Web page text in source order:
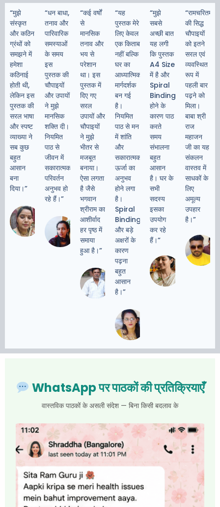
“मुझे
संस्कृत
और कठिन
ग्रंथों को
समझने में
हमेशा
कठिनाई
होती थी,
लेकिन इस
पुस्तक की
सरल भाषा
और स्पष्ट
व्याख्या ने
सब कुछ
बहुत
आसान
बना
दिया।”
अंजली
वर्मा,
मुंबई
“धन बाधा,
तनाव और
पारिवारिक
समस्याओं
के समय
इस
पुस्तक की
चौपाइयों
और उपायों
ने मुझे
मानसिक
शक्ति दी।
नियमित
पाठ से
जीवन में
सकारात्मक
परिवर्तन
अनुभव हो
रहे हैं।”
—
ममता
सक्सेना,
इंदौर
“कई वर्षों
से
मानसिक
तनाव और
भय से
परेशान
था। इस
पुस्तक में
दिए गए
सरल
उपायों और
चौपाइयों
ने मुझे
भीतर से
मजबूत
बनाया।
ऐसा लगता
है जैसे
भगवान
श्रीराम का
आशीर्वाद
हर पृष्ठ में
समाया
हुआ है।”
—
विनोद
तिवारी,
लखनऊ
“यह
पुस्तक मेरे
लिए केवल
एक किताब
नहीं बल्कि
घर का
आध्यात्मिक
मार्गदर्शक
बन गई
है।
नियमित
पाठ से मन
में शांति
और
सकारात्मक
ऊर्जा का
अनुभव
होने लगा
है।
Spiral
Binding
और बड़े
अक्षरों के
कारण
पढ़ना
बहुत
आसान
है।”
“मुझे
सबसे
अच्छी बात
यह लगी
कि पुस्तक
A4 Size
में है और
Spiral
Binding
होने के
कारण पाठ
करते
समय
संभालना
बहुत
आसान
है। घर के
सभी
सदस्य
इसका
उपयोग
कर रहे
हैं।”
— पूजा
की सिद्ध
चौपाइयों
को इतने
सरल एवं
व्यवस्थित
रूप में
पहली बार
पढ़ने को
मिला।
बाबा श्री
राज
महाजन
जी का यह
संकलन
वास्तव में
साधकों के
लिए
अमूल्य
उपहार
है।”
WhatsApp पर पाठकों की प्रतिक्रियाएँ
वास्तविक पाठकों के असली संदेश — बिना किसी बदलाव के